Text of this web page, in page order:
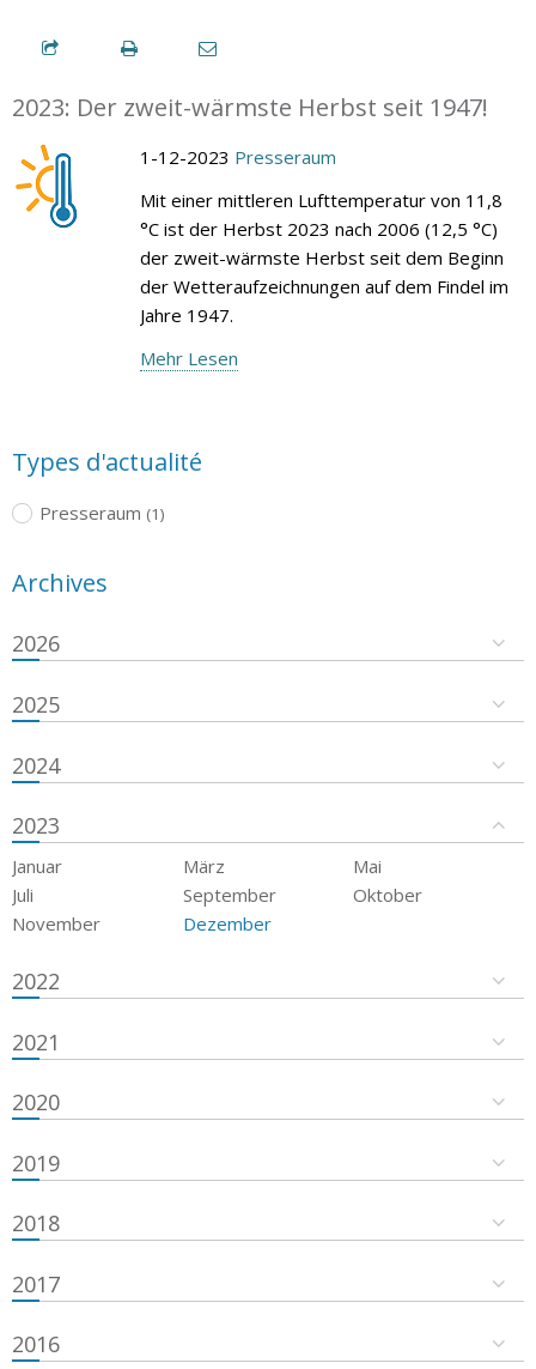
2023: Der zweit-wärmste Herbst seit 1947!
1-12-2023 Presseraum
Mit einer mittleren Lufttemperatur von 11,8
°C ist der Herbst 2023 nach 2006 (12,5 °C)
der zweit-wärmste Herbst seit dem Beginn
der Wetteraufzeichnungen auf dem Findel im
Jahre 1947.
Mehr Lesen
Types d'actualité
Presseraum (1)
Archives
2026
2025
2024
2023
Januar März
Mai
Juli
September
Oktober
November
Dezember
2022
2021
2020
2019
2018
2017
2016